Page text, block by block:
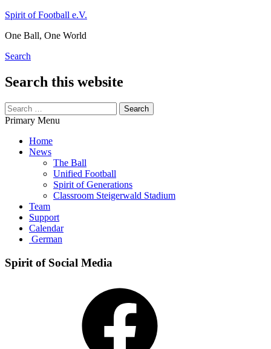
Skip
content
Spirit of Football e.V.
One Ball, One World
Search
Search this website
Search
for:
Primary Menu
Home
News
The Ball
Unified Football
Spirit of Generations
Classroom Steigerwald Stadium
Team
Support
Calendar
German
Spirit of Social Media